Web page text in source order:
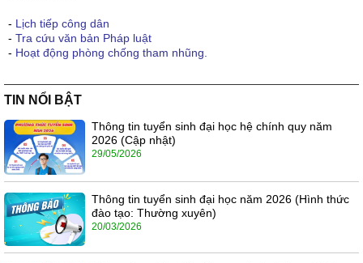
- Lịch tiếp công dân
- Tra cứu văn bản Pháp luật
- Hoạt động phòng chống tham nhũng.
TIN NỔI BẬT
Thông tin tuyển sinh đại học hệ chính quy năm
2026 (Cập nhật)
29/05/2026
Thông tin tuyển sinh đại học năm 2026 (Hình thức
đào tạo: Thường xuyên)
20/03/2026